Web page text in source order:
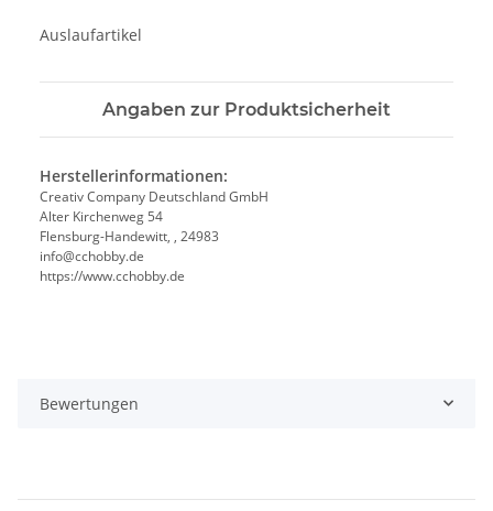
Auslaufartikel
Angaben zur Produktsicherheit
Herstellerinformationen:
Creativ Company Deutschland GmbH
Alter Kirchenweg 54
Flensburg-Handewitt, , 24983
info@cchobby.de
https://www.cchobby.de
Bewertungen